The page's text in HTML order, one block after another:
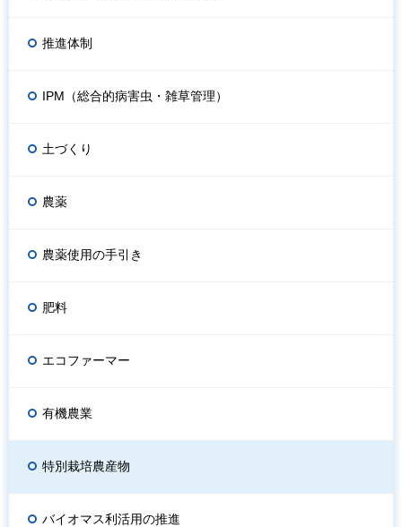
推進体制
IPM（総合的病害虫・雑草管理）
土づくり
農薬
農薬使用の手引き
肥料
エコファーマー
有機農業
特別栽培農産物
バイオマス利活用の推進